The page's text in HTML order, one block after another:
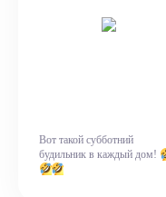
Вот такой субботний
будильник в каждый дом!